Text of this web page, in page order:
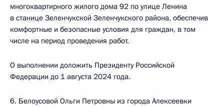
многоквартирного жилого дома 92 по улице Ленина
в станице Зеленчукской Зеленчукского района, обеспечив
комфортные и безопасные условия для граждан, в том
числе на период проведения работ.
О выполнении доложить Президенту Российской
Федерации до 1 августа 2024 года.
6. Белоусовой Ольги Петровны из города Алексеевки